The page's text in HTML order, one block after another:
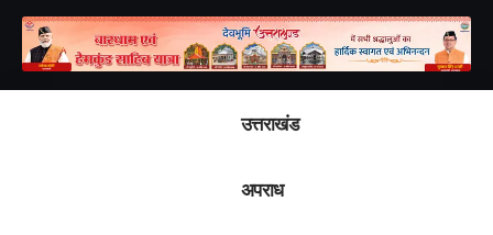
उत्तराखंड
अपराध